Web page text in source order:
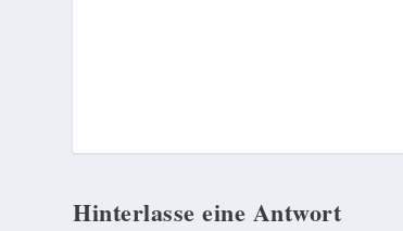
Hinterlasse eine Antwort